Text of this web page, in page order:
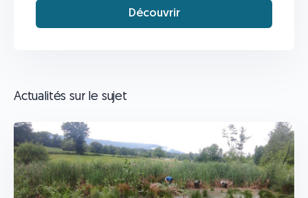
Découvrir
Actualités sur le sujet